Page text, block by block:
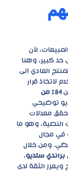
لأن
كبير، وهنا
العادي إلى
لاتخاذ قرار
84٪ من
توضيحي
معدلات
النصية، وهو ما
في مجال
ومن خلال
براندي ستديو،
الثقة لدى